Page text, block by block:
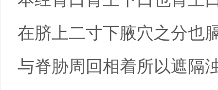
在脐上二寸下腋穴之分也
与脊胁周回相着所以遮隔